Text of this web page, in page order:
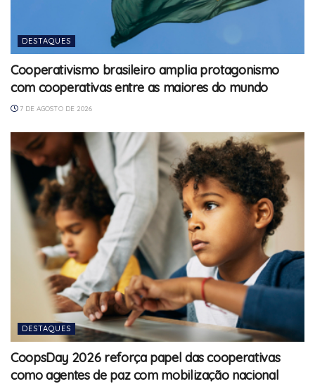
DESTAQUES
Cooperativismo brasileiro amplia protagonismo
com cooperativas entre as maiores do mundo
7 DE AGOSTO DE 2026
DESTAQUES
CoopsDay 2026 reforça papel das cooperativas
como agentes de paz com mobilização nacional